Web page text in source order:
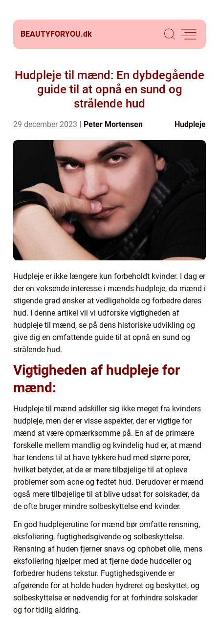
BEAUTYFORYOU.dk
Hudpleje til mænd: En dybdegående
guide til at opnå en sund og
strålende hud
29 december 2023 Peter Mortensen Hudpleje
Hudpleje er ikke længere kun forbeholdt kvinder. I dag er
der en voksende interesse i mænds hudpleje, da mænd i
stigende grad ønsker at vedligeholde og forbedre deres
hud. I denne artikel vil vi udforske vigtigheden af
hudpleje til mænd, se på dens historiske udvikling og
give dig en omfattende guide til at opnå en sund og
strålende hud.
Vigtigheden af hudpleje for
mænd:
Hudpleje til mænd adskiller sig ikke meget fra kvinders
hudpleje, men der er visse aspekter, der er vigtige for
mænd at være opmærksomme på. En af de primære
forskelle mellem mandlig og kvindelig hud er, at mænd
har tendens til at have tykkere hud med større porer,
hvilket betyder, at de er mere tilbøjelige til at opleve
problemer som acne og fedtet hud. Derudover er mænd
også mere tilbøjelige til at blive udsat for solskader, da
de ofte bruger mindre solbeskyttelse end kvinder.
En god hudplejerutine for mænd bør omfatte rensning,
eksfoliering, fugtighedsgivende og solbeskyttelse.
Rensning af huden fjerner snavs og ophobet olie, mens
eksfoliering hjælper med at fjerne døde hudceller og
forbedrer hudens tekstur. Fugtighedsgivende er
afgørende for at holde huden hydreret og beskyttet, og
solbeskyttelse er nødvendig for at forhindre solskader
og for tidlig aldring.